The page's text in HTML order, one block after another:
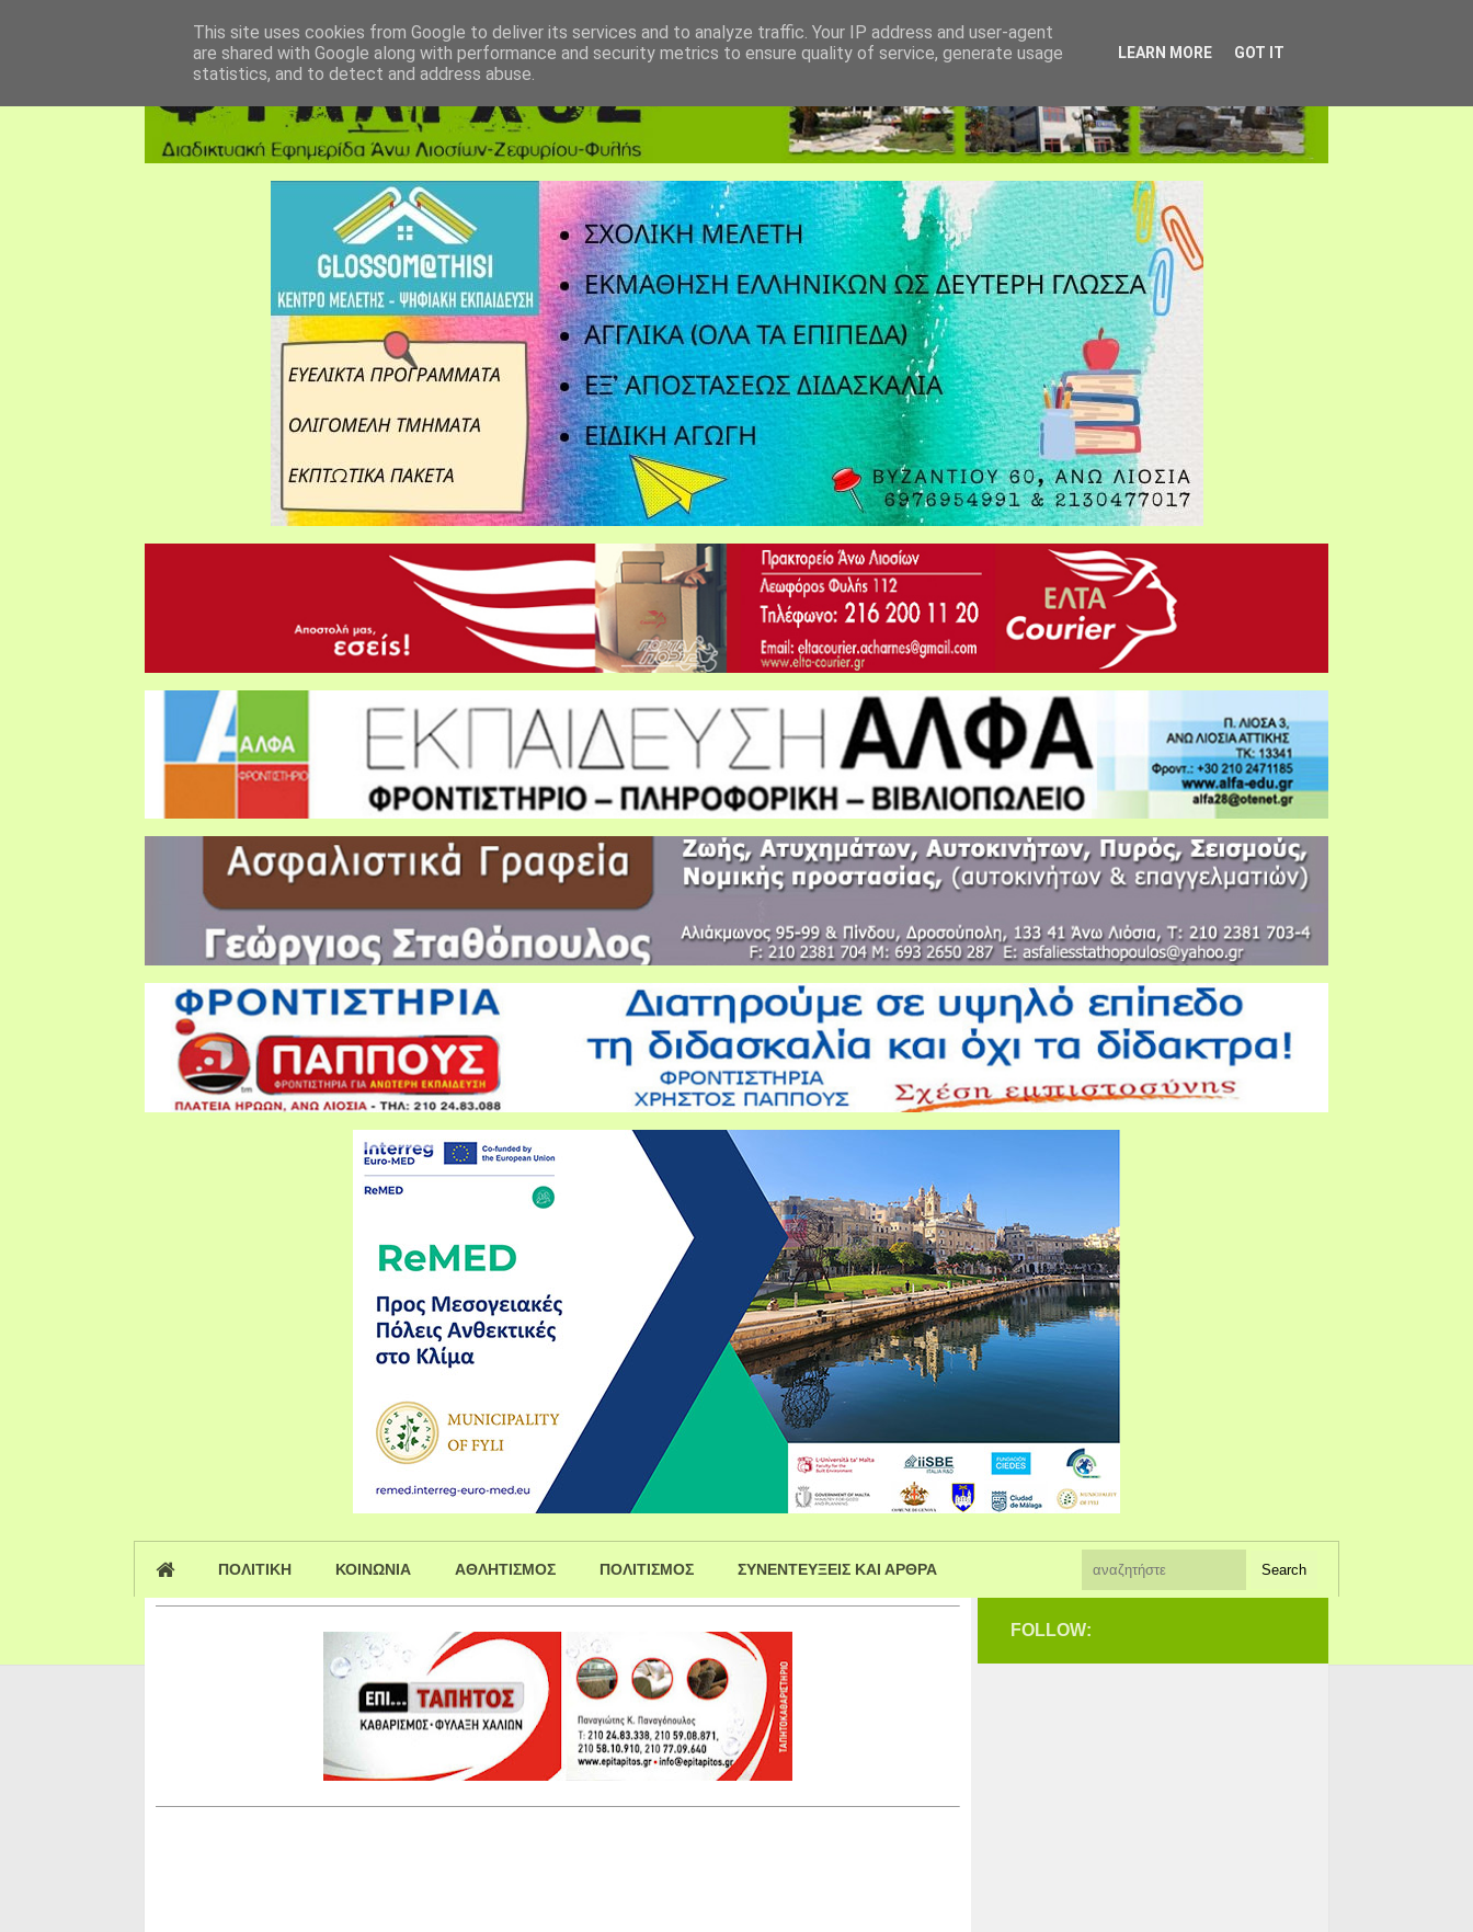
ΠΟΛΙΤΙΚΗ ΚΟΙΝΩΝΙΑ ΑΘΛΗΤΙΣΜΟΣ ΠΟΛΙΤΙΣΜΟΣ ΣΥΝΕΝΤΕΥΞΕΙΣ ΚΑΙ ΑΡΘΡΑ
FOLLOW:
This site uses cookies from Google to deliver its services and to analyze traffic. Your IP address and user-agent
are shared with Google along with performance and security metrics to ensure quality of service, generate usage
statistics, and to detect and address abuse.
LEARN MORE GOT IT